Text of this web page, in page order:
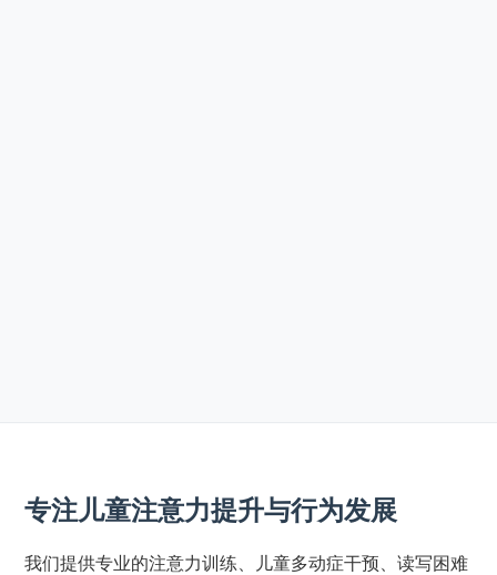
专注儿童注意力提升与行为发展
我们提供专业的注意力训练、儿童多动症干预、读写困难